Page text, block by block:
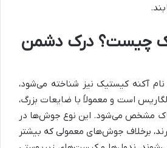
چیست؟ درک دشمن
آکنه کیستیک نیز شناخته می‌شود،
است و معمولاً با ضایعات بزرگ،
مشخص می‌شود. این نوع جوش‌ها در
برخلاف جوش‌های معمولی که بیشتر